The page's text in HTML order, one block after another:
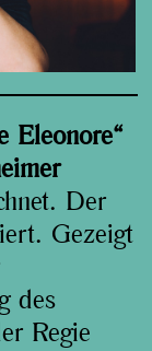
Eleonore“
Der
Gezeigt
des
Regie